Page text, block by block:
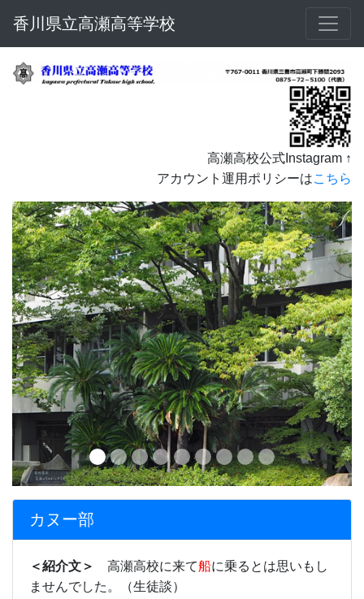
香川県立高瀬高等学校
高瀬高校公式Instagram ↑
アカウント運用ポリシーはこちら
カヌー部
＜紹介文＞ 高瀬高校に来て船に乗るとは思いもし
ませんでした。（生徒談）